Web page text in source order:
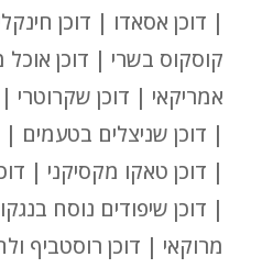
| דוכן אסאדו | דוכן חינקלי
קוסקוס בשרי | דוכן אוכל
אמריקאי | דוכן שקרוטרי |
| דוכן שניצלים בטעמים |
| דוכן טאקו מקסיקני |
| דוכן שיפודים נוסח
מרוקאי | דוכן רוסטביף